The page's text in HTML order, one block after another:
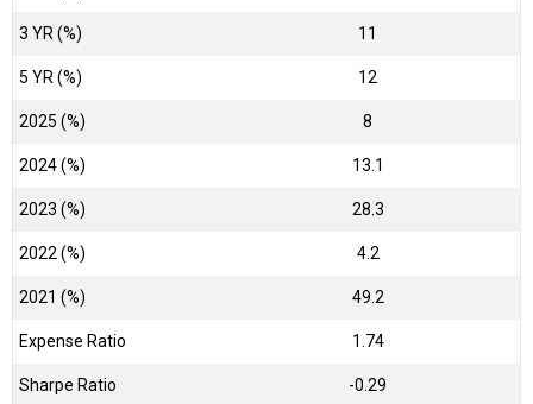
3 YR (%) 11
5 YR (%) 12
2025 (%) 8
2024 (%) 13.1
2023 (%) 28.3
2022 (%) 4.2
2021 (%) 49.2
Expense Ratio 1.74
Sharpe Ratio -0.29